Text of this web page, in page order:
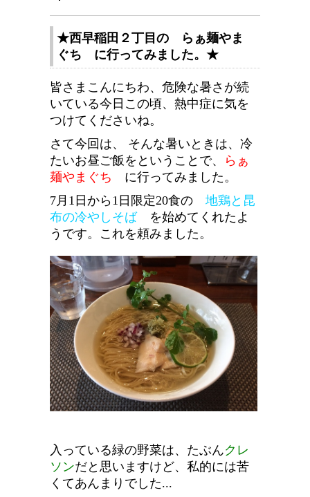
★西早稲田２丁目の らぁ麺やま
ぐち に行ってみました。★
皆さまこんにちわ、危険な暑さが続
いている今日この頃、熱中症に気を
つけてくださいね。
さて今回は、 そんな暑いときは、冷
たいお昼ご飯をということで、
らぁ
麺やまぐち に行ってみました。
7月1日から1日限定20食の 地鶏と昆
布の冷やしそばを始めてくれたよ
うです。これを頼みました。
入っている緑の野菜は、たぶんクレ
ソンだと思いますけど、私的には苦
くてあんまりでした...